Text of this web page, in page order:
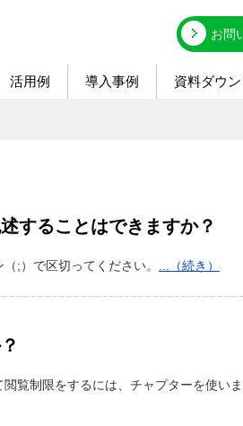
お問
活用例 導入事例 資料ダウ
することはできますか？
;）で区切ってください。 ...（続き）
覧制限をするには、チャプターを使い